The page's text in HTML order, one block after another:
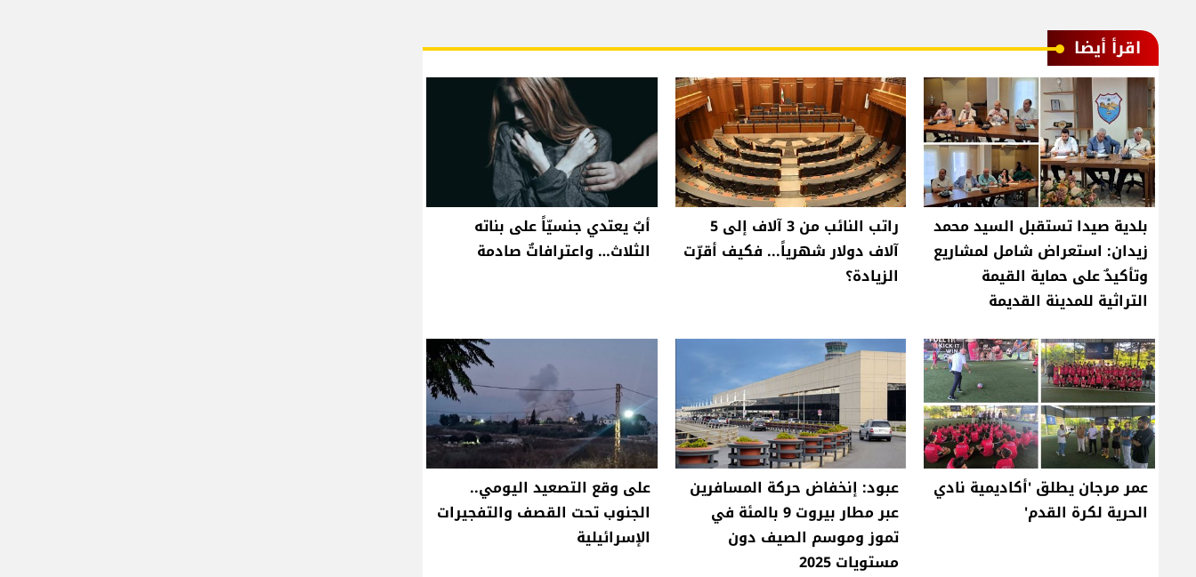
اقرأ أيضا
بلدية صيدا تستقبل السيد محمد
زيدان: استعراض شامل لمشاريع
وتأكيدٌ على حماية القيمة
التراثية للمدينة القديمة
راتب النائب من 3 آلاف إلى 5
آلاف دولار شهرياً... فكيف أقرّت
الزيادة؟
أبٌ يعتدي جنسيّاً على بناته
الثلاث… واعترافاتٌ صادمة
عمر مرجان يطلق 'أكاديمية نادي
الحرية لكرة القدم'
عبود: إنخفاض حركة المسافرين
عبر مطار بيروت 9 بالمئة في
تموز وموسم الصيف دون
مستويات 2025
على وقع التصعيد اليومي..
الجنوب تحت القصف والتفجيرات
الإسرائيلية